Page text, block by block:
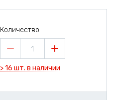
Количество
1
> 16 шт. в наличии